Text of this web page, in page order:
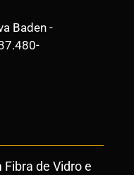
Baden -
de Vidro e